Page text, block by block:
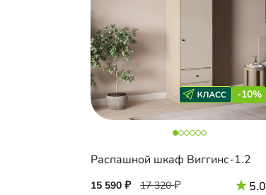
-10%
Распашной шкаф Виггинс-1.2
15 590 17 320 5.0